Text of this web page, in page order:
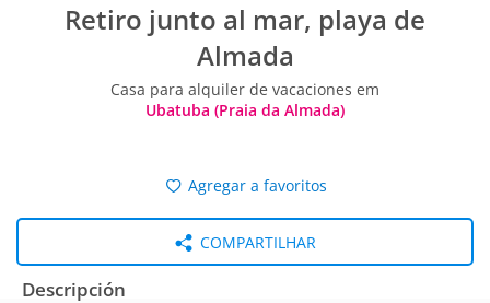
Retiro junto al mar, playa de
Almada
Casa para alquiler de vacaciones em
Ubatuba (Praia da Almada)
Agregar a favoritos
COMPARTILHAR
Descripción